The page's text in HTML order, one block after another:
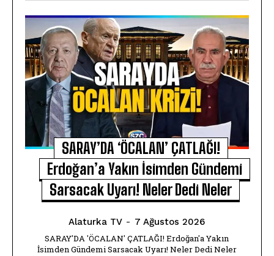
SARAY’DA ‘ÖCALAN’ ÇATLAĞI!
Erdoğan’a Yakın İsimden Gündemi
Sarsacak Uyarı! Neler Dedi Neler
Alaturka TV - 7 Ağustos 2026
SARAY'DA 'ÖCALAN' ÇATLAĞI! Erdoğan'a Yakın
İsimden Gündemi Sarsacak Uyarı! Neler Dedi Neler